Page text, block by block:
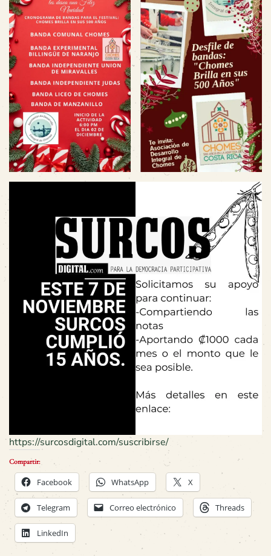
https://surcosdigital.com/suscribirse/
Compartir:
Facebook WhatsApp X
Telegram Correo electrónico Threads
LinkedIn